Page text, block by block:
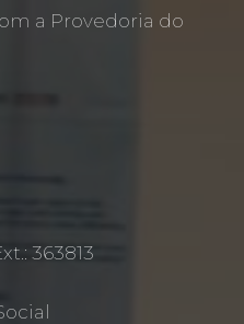
a Provedoria do
363813